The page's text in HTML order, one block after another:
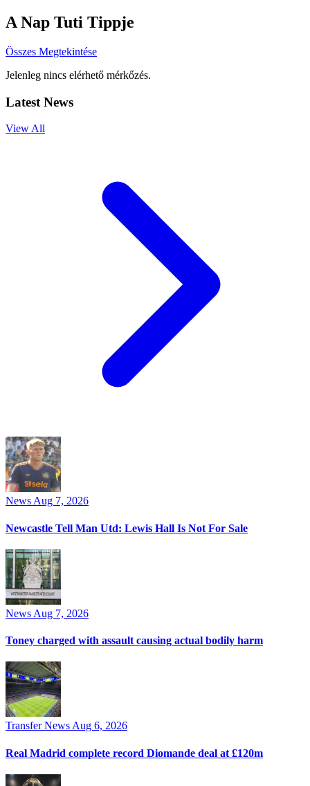
A Nap Tuti Tippje
Összes Megtekintése
Jelenleg nincs elérhető mérkőzés.
Latest News
View All
News Aug 7, 2026
Newcastle Tell Man Utd: Lewis Hall Is Not For Sale
News Aug 7, 2026
Toney charged with assault causing actual bodily harm
Transfer News Aug 6, 2026
Real Madrid complete record Diomande deal at £120m